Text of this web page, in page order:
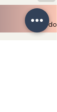
Ver todo